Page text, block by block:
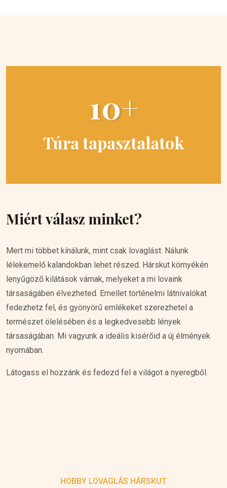
10+
Túra tapasztalatok
Miért válasz minket?
Mert mi többet kínálunk, mint csak lovaglást. Nálunk
lélekemelő kalandokban lehet részed. Hárskut környékén
lenyűgöző kilátások várnak, melyeket a mi lovaink
társaságáben élvezheted. Emellet történelmi látnivalókat
fedezhetz fel, és gyönyörű emlékeket szerezhetel a
természet ölelésében és a legkedvesebb lények
társaságában. Mi vagyunk a ideális kisérőid a új élmények
nyomában.
Látogass el hozzánk és fedezd fel a világot a nyeregből.
HOBBY LOVAGLÁS HÁRSKUT